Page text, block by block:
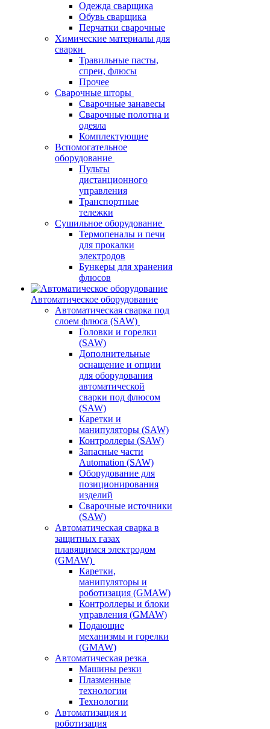
Одежда сварщика
Обувь сварщика
Перчатки сварочные
Химические материалы для
сварки
Травильные пасты,
спреи, флюсы
Прочее
Сварочные шторы
Сварочные занавесы
Сварочные полотна и
одеяла
Комплектующие
Вспомогательное
оборудование
Пульты
дистанционного
управления
Транспортные
тележки
Сушильное оборудование
Термопеналы и печи
для прокалки
электродов
Бункеры для хранения
флюсов
Автоматическое оборудование
Автоматическая сварка под
слоем флюса (SAW)
Головки и горелки
(SAW)
Дополнительные
оснащение и опции
для оборудования
автоматической
сварки под флюсом
(SAW)
Каретки и
манипуляторы (SAW)
Контроллеры (SAW)
Запасные части
Automation (SAW)
Оборудование для
позиционирования
изделий
Сварочные источники
(SAW)
Автоматическая сварка в
защитных газах
плавящимся электродом
(GMAW)
Каретки,
манипуляторы и
роботизация (GMAW)
Контроллеры и блоки
управления (GMAW)
Подающие
механизмы и горелки
(GMAW)
Автоматическая резка
Машины резки
Плазменные
технологии
Технологии
Автоматизация и
роботизация